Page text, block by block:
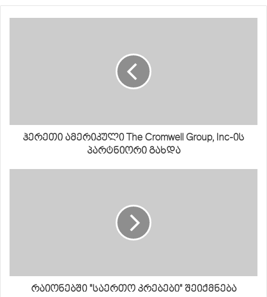
ჰერეთი ამერიკული The Cromwell Group, Inc-ის
პარტნიორი გახდა
რაიონებში "საერთო კრებები" შეიქმნება